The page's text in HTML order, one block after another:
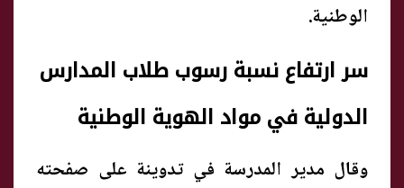
الوطنية.
سر ارتفاع نسبة رسوب طلاب المدارس
الدولية في مواد الهوية الوطنية
وقال مدير المدرسة في تدوينة على صفحته